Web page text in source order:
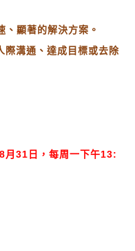
顯著的解決方案。
際溝通、達成目標或去除
月31日，每周一下午13: